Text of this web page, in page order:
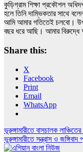
কুড়িগ্রাম শিক্ষা প্রকৌশল
হলে তিনি দাম্ভিকতার সাথে
আমি আমার গতিতেই চলবো।
বছর ধরে আছি। আমার বিরুদ্ধে
Share this:
X
Facebook
Print
Email
WhatsApp
Post
navigation
ভূরুঙ্গামারীতে বাসচালক
ভুরুঙ্গামারীতে সন্ত্রাস ও